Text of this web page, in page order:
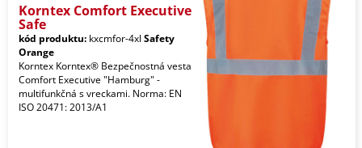
Korntex Comfort Executive
Safe
kód produktu: kxcmfor-4xl Safety
Orange
Korntex Korntex® Bezpečnostná vesta
Comfort Executive "Hamburg" -
multifunkčná s vreckami. Norma: EN
ISO 20471: 2013/A1